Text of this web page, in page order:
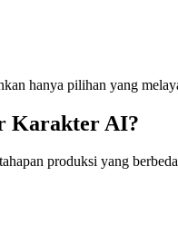
hanya pilihan yang
Karakter AI?
produksi yang